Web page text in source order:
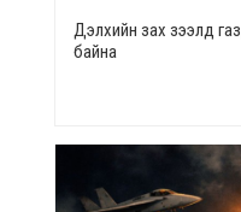
Дэлхийн зах зээлд
байна